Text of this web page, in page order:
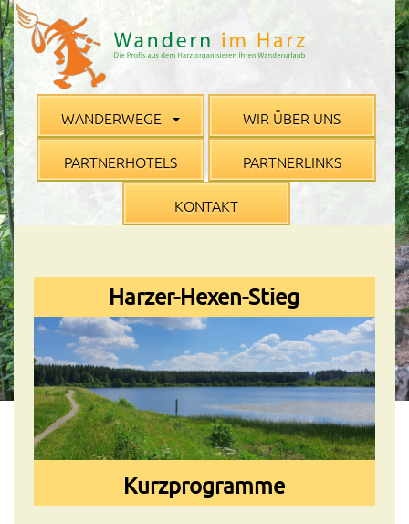
WANDERWEGE WIR ÜBER UNS
PARTNERHOTELS PARTNERLINKS
KONTAKT
Harzer-Hexen-Stieg
Kurzprogramme